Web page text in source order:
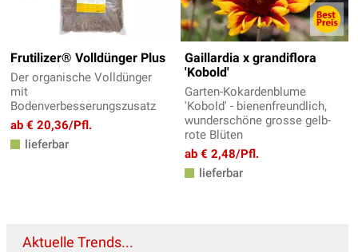
Frutilizer® Volldünger Plus
Der organische Volldünger
mit
Bodenverbesserungszusatz
ab € 20,36/Pfl.
lieferbar
Gaillardia x grandiflora
'Kobold'
Garten-Kokardenblume
'Kobold' - bienenfreundlich,
wunderschöne grosse gelb-
rote Blüten
ab € 2,48/Pfl.
lieferbar
Aktuelle Trends...